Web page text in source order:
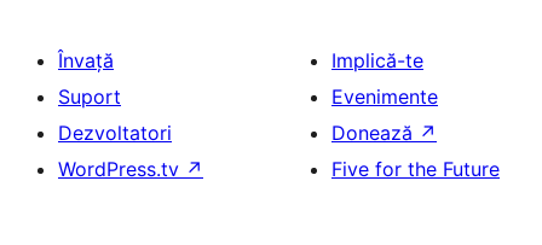
Învață
Suport
Dezvoltatori
WordPress.tv ↗
Implică-te
Evenimente
Donează ↗
Five for the Future